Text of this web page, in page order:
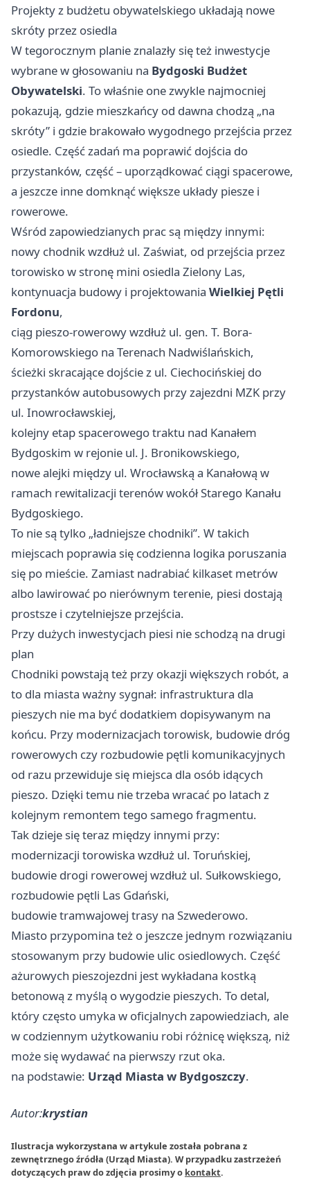
Projekty z budżetu obywatelskiego układają nowe
skróty przez osiedla
W tegorocznym planie znalazły się też inwestycje
wybrane w głosowaniu na Bydgoski Budżet
Obywatelski. To właśnie one zwykle najmocniej
pokazują, gdzie mieszkańcy od dawna chodzą „na
skróty” i gdzie brakowało wygodnego przejścia przez
osiedle. Część zadań ma poprawić dojścia do
przystanków, część – uporządkować ciągi spacerowe,
a jeszcze inne domknąć większe układy piesze i
rowerowe.
Wśród zapowiedzianych prac są między innymi:
nowy chodnik wzdłuż ul. Zaświat, od przejścia przez
torowisko w stronę mini osiedla Zielony Las,
kontynuacja budowy i projektowania Wielkiej Pętli
Fordonu,
ciąg pieszo-rowerowy wzdłuż ul. gen. T. Bora-
Komorowskiego na Terenach Nadwiślańskich,
ścieżki skracające dojście z ul. Ciechocińskiej do
przystanków autobusowych przy zajezdni MZK przy
ul. Inowrocławskiej,
kolejny etap spacerowego traktu nad Kanałem
Bydgoskim w rejonie ul. J. Bronikowskiego,
nowe alejki między ul. Wrocławską a Kanałową w
ramach rewitalizacji terenów wokół Starego Kanału
Bydgoskiego.
To nie są tylko „ładniejsze chodniki”. W takich
miejscach poprawia się codzienna logika poruszania
się po mieście. Zamiast nadrabiać kilkaset metrów
albo lawirować po nierównym terenie, piesi dostają
prostsze i czytelniejsze przejścia.
Przy dużych inwestycjach piesi nie schodzą na drugi
plan
Chodniki powstają też przy okazji większych robót, a
to dla miasta ważny sygnał: infrastruktura dla
pieszych nie ma być dodatkiem dopisywanym na
końcu. Przy modernizacjach torowisk, budowie dróg
rowerowych czy rozbudowie pętli komunikacyjnych
od razu przewiduje się miejsca dla osób idących
pieszo. Dzięki temu nie trzeba wracać po latach z
kolejnym remontem tego samego fragmentu.
Tak dzieje się teraz między innymi przy:
modernizacji torowiska wzdłuż ul. Toruńskiej,
budowie drogi rowerowej wzdłuż ul. Sułkowskiego,
rozbudowie pętli Las Gdański,
budowie tramwajowej trasy na Szwederowo.
Miasto przypomina też o jeszcze jednym rozwiązaniu
stosowanym przy budowie ulic osiedlowych. Część
ażurowych pieszojezdni jest wykładana kostką
betonową z myślą o wygodzie pieszych. To detal,
który często umyka w oficjalnych zapowiedziach, ale
w codziennym użytkowaniu robi różnicę większą, niż
może się wydawać na pierwszy rzut oka.
na podstawie: Urząd Miasta w Bydgoszczy.
Autor:krystian
Ilustracja wykorzystana w artykule została pobrana z
zewnętrznego źródła (Urząd Miasta). W przypadku zastrzeżeń
dotyczących praw do zdjęcia prosimy o kontakt.